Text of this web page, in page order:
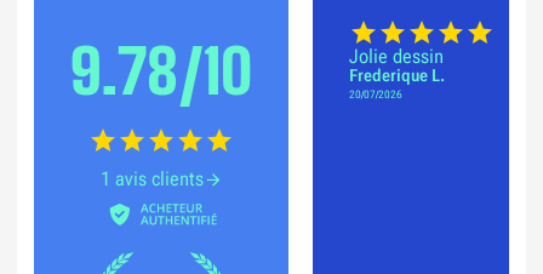
9.78/10
1 avis clients
Jolie dessin
Frederique L.
20/07/2026